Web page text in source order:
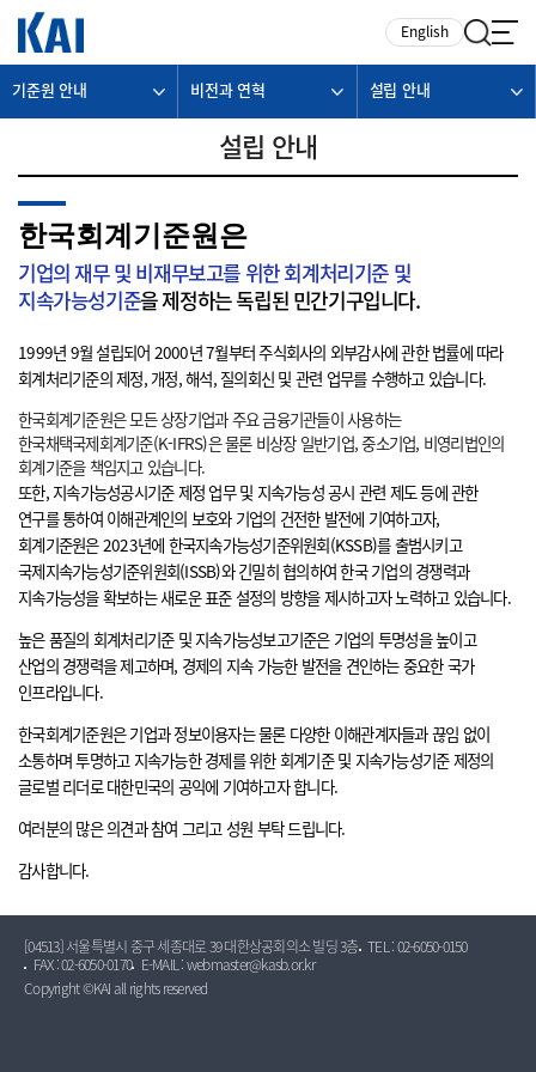
English
기준원 안내 비전과 연혁 설립 안내
설립 안내
한국회계기준원은
기업의 재무 및 비재무보고를 위한 회계처리기준 및
지속가능성기준을 제정하는 독립된 민간기구입니다.
1999년 9월 설립되어 2000년 7월부터 주식회사의 외부감사에 관한 법률에 따라
회계처리기준의 제정, 개정, 해석, 질의회신 및 관련 업무를 수행하고 있습니다.
한국회계기준원은 모든 상장기업과 주요 금융기관들이 사용하는
한국채택국제회계기준(K-IFRS)은 물론 비상장 일반기업, 중소기업, 비영리법인의
회계기준을 책임지고 있습니다.
또한, 지속가능성공시기준 제정 업무 및 지속가능성 공시 관련 제도 등에 관한
연구를 통하여 이해관계인의 보호와 기업의 건전한 발전에 기여하고자,
회계기준원은 2023년에 한국지속가능성기준위원회(KSSB)를 출범시키고
국제지속가능성기준위원회(ISSB)와 긴밀히 협의하여 한국 기업의 경쟁력과
지속가능성을 확보하는 새로운 표준 설정의 방향을 제시하고자 노력하고 있습니다.
높은 품질의 회계처리기준 및 지속가능성보고기준은 기업의 투명성을 높이고
산업의 경쟁력을 제고하며, 경제의 지속 가능한 발전을 견인하는 중요한 국가
인프라입니다.
한국회계기준원은 기업과 정보이용자는 물론 다양한 이해관계자들과 끊임 없이
소통하며 투명하고 지속가능한 경제를 위한 회계기준 및 지속가능성기준 제정의
글로벌 리더로 대한민국의 공익에 기여하고자 합니다.
여러분의 많은 의견과 참여 그리고 성원 부탁 드립니다.
감사합니다.
[04513] 서울특별시 중구 세종대로 39 대한상공회의소 빌딩 3층 TEL : 02-6050-0150
FAX : 02-6050-0170
E-MAIL : webmaster@kasb.or.kr
Copyright ©KAI all rights reserved